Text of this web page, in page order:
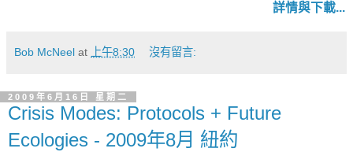
詳情與下載...
Bob McNeel at 上午8:30 沒有留言:
2009年6月16日 星期二
Crisis Modes: Protocols + Future
Ecologies - 2009年8月 紐約